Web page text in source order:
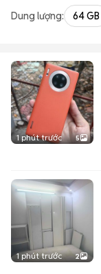
Dung lượng: 64 GB
1 phút trước 5
1 phút trước 2